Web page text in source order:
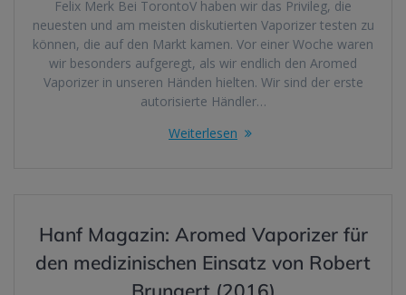
Felix Merk Bei TorontoV haben wir das Privileg, die
neuesten und am meisten diskutierten Vaporizer testen zu
können, die auf den Markt kamen. Vor einer Woche waren
wir besonders aufgeregt, als wir endlich den Aromed
Vaporizer in unseren Händen hielten. Wir sind der erste
autorisierte Händler…
Weiterlesen
Hanf Magazin: Aromed Vaporizer für
den medizinischen Einsatz von Robert
Brungert (2016)